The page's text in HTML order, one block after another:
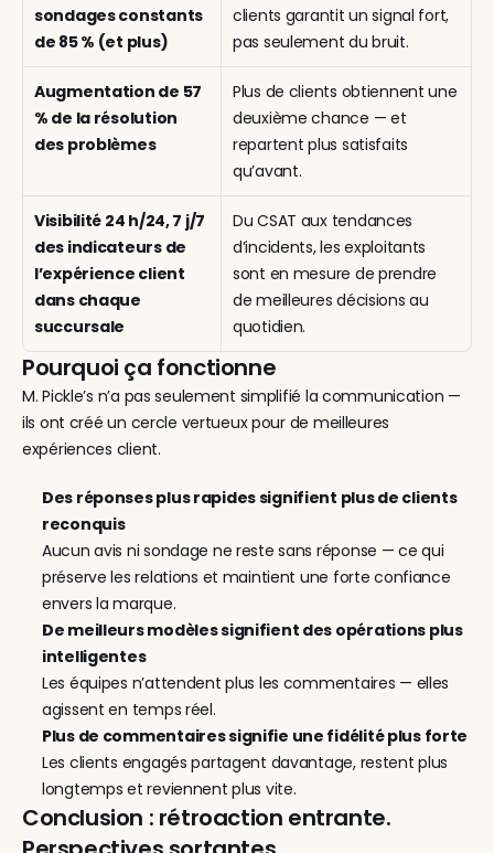
sondages constants
de 85 % (et plus)
clients garantit un signal fort,
pas seulement du bruit.
Augmentation de 57
% de la résolution
des problèmes
Plus de clients obtiennent une
deuxième chance — et
repartent plus satisfaits
qu’avant.
Visibilité 24 h/24, 7 j/7
des indicateurs de
l’expérience client
dans chaque
succursale
Du CSAT aux tendances
d’incidents, les exploitants
sont en mesure de prendre
de meilleures décisions au
quotidien.
Pourquoi ça fonctionne
M. Pickle’s n’a pas seulement simplifié la communication —
ils ont créé un cercle vertueux pour de meilleures
expériences client.
Des réponses plus rapides signifient plus de clients
reconquis
Aucun avis ni sondage ne reste sans réponse — ce qui
préserve les relations et maintient une forte confiance
envers la marque.
De meilleurs modèles signifient des opérations plus
intelligentes
Les équipes n’attendent plus les commentaires — elles
agissent en temps réel.
Plus de commentaires signifie une fidélité plus forte
Les clients engagés partagent davantage, restent plus
longtemps et reviennent plus vite.
Conclusion : rétroaction entrante.